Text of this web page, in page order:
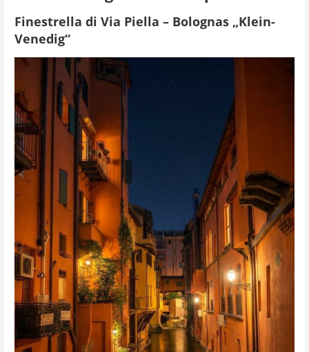
Finestrella di Via Piella – Bolognas „Klein-
Venedig“